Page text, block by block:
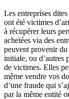
Les entreprises
ont été victimes
à récupérer leurs
achetées via des
peuvent provenir
initiale, ou d’autres
de victimes. Elles
même vendre vos
d’une fraude qui
par la même entité